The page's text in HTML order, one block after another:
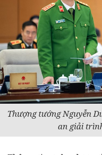
Thượng tướng Nguyễn
an giải